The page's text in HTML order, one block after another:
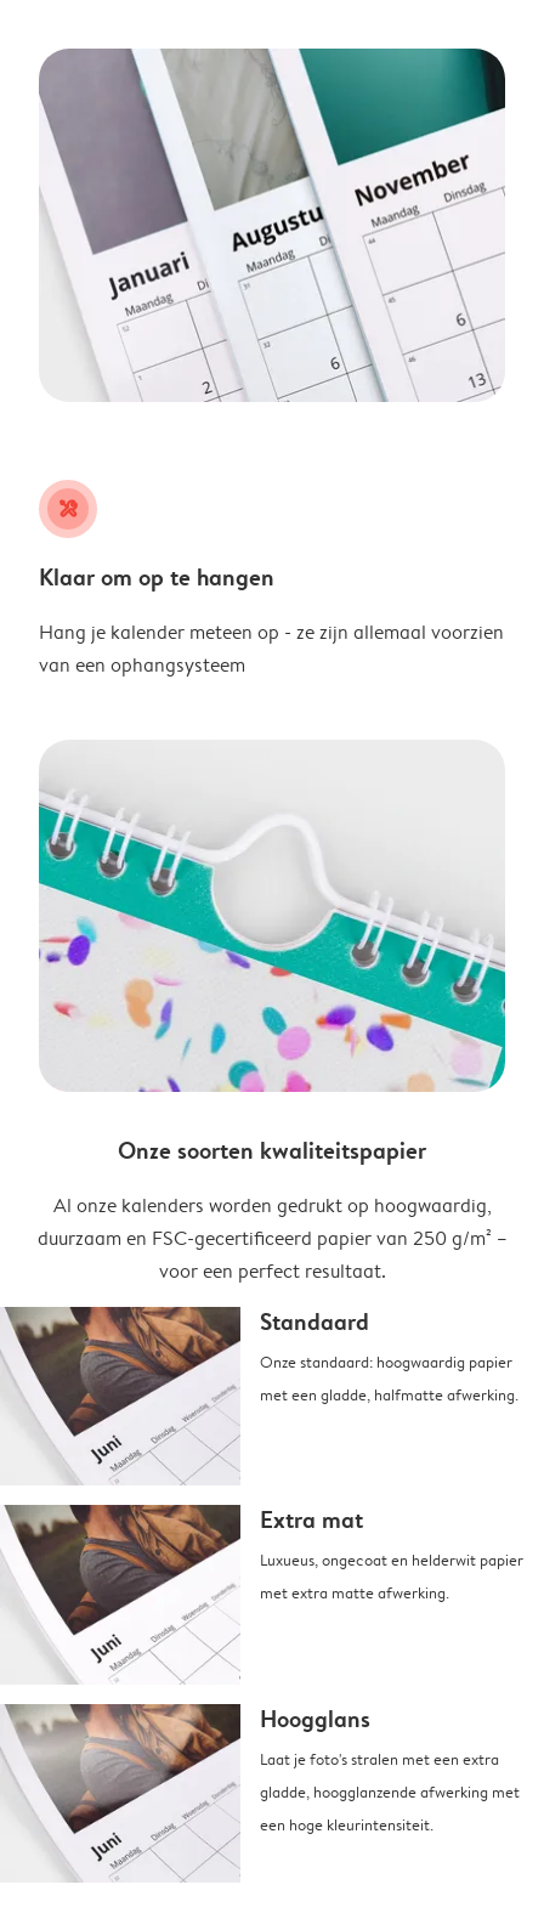
tools
Klaar om op te hangen
Hang je kalender meteen op - ze zijn allemaal voorzien
van een ophangsysteem
Onze soorten kwaliteitspapier
Al onze kalenders worden gedrukt op hoogwaardig,
duurzaam en FSC-gecertificeerd papier van 250 g/m² –
voor een perfect resultaat.
Standaard
Onze standaard: hoogwaardig papier
met een gladde, halfmatte afwerking.
Extra mat
Luxueus, ongecoat en helderwit papier
met extra matte afwerking.
Hoogglans
Laat je foto's stralen met een extra
gladde, hoogglanzende afwerking met
een hoge kleurintensiteit.